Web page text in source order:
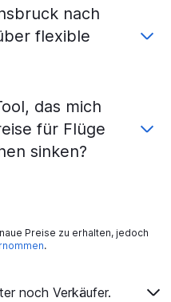
nach
flexible
das mich
für Flüge
sinken?
Preise zu erhalten, jedoch
.
noch Verkäufer.